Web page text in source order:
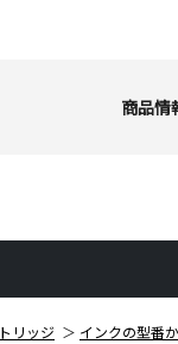
商品情
リッジ インクの型番